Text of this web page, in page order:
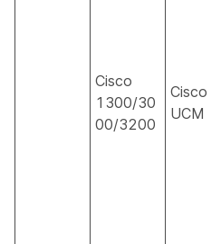
Cisco
1300/30
00/3200
Cisco
UCM